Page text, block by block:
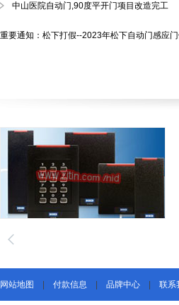
中山医院自动门,90度平开门项目改造完工
重要通知：松下打假--2023年松下自动门感应
网站地图 付款信息 品牌中心 联系